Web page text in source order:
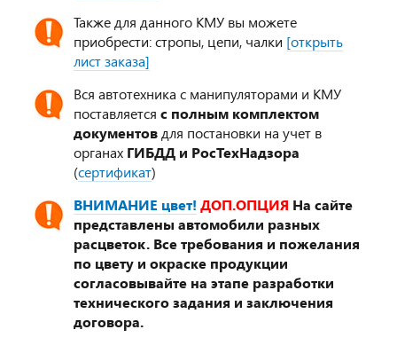
Также для данного КМУ вы можете
приобрести: стропы, цепи, чалки [открыть
лист заказа]
Вся автотехника с манипуляторами и КМУ
поставляется с полным комплектом
документовдля постановки на учет в
органах ГИБДД и РосТехНадзора
(сертификат)
ВНИМАНИЕ цвет! ДОП.ОПЦИЯ На сайте
представлены автомобили разных
расцветок. Все требования и пожелания
по цвету и окраске продукции
согласовывайте на этапе разработки
технического задания и заключения
договора.